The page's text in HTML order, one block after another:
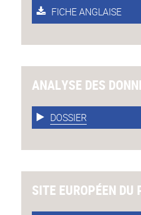
FICHE ANGLAISE
ANALYSE DES
DOSSIER
SITE EUROPÉEN DU